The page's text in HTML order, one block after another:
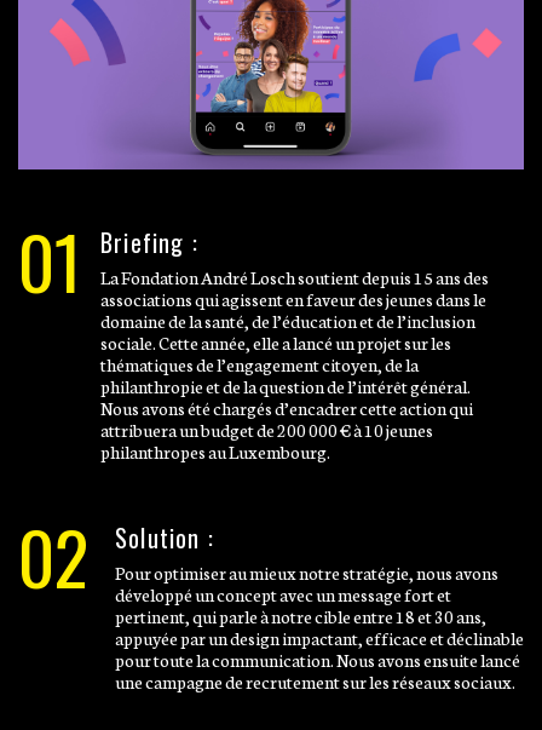
01 Briefing :
La Fondation André Losch soutient depuis 15 ans des
associations qui agissent en faveur des jeunes dans le
domaine de la santé, de l’éducation et de l’inclusion
sociale. Cette année, elle a lancé un projet sur les
thématiques de l’engagement citoyen, de la
philanthropie et de la question de l’intérêt général.
Nous avons été chargés d’encadrer cette action qui
attribuera un budget de 200 000 € à 10 jeunes
philanthropes au Luxembourg.
02 Solution :
Pour optimiser au mieux notre stratégie, nous avons
développé un concept avec un message fort et
pertinent, qui parle à notre cible entre 18 et 30 ans,
appuyée par un design impactant, efficace et déclinable
pour toute la communication. Nous avons ensuite lancé
une campagne de recrutement sur les réseaux sociaux.